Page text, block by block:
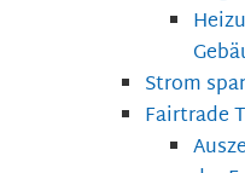
Strom
Fairtrade